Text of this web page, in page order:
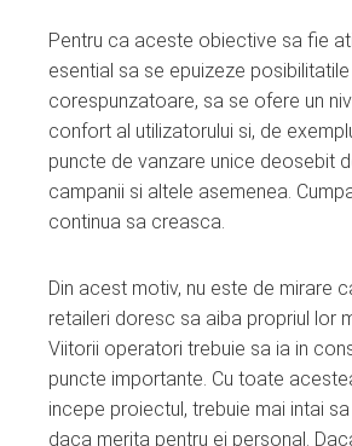
Pentru ca aceste obiective sa fie
esential sa se epuizeze posibilitatile
corespunzatoare, sa se ofere un
confort al utilizatorului si, de
puncte de vanzare unice deosebit
campanii si altele asemenea.
continua sa creasca.
Din acest motiv, nu este de mirare
retaileri doresc sa aiba propriul lor
Viitorii operatori trebuie sa ia in
puncte importante. Cu toate
incepe proiectul, trebuie mai intai
daca merita pentru ei personal.